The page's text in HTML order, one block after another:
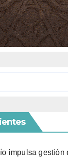
impulsa gestión